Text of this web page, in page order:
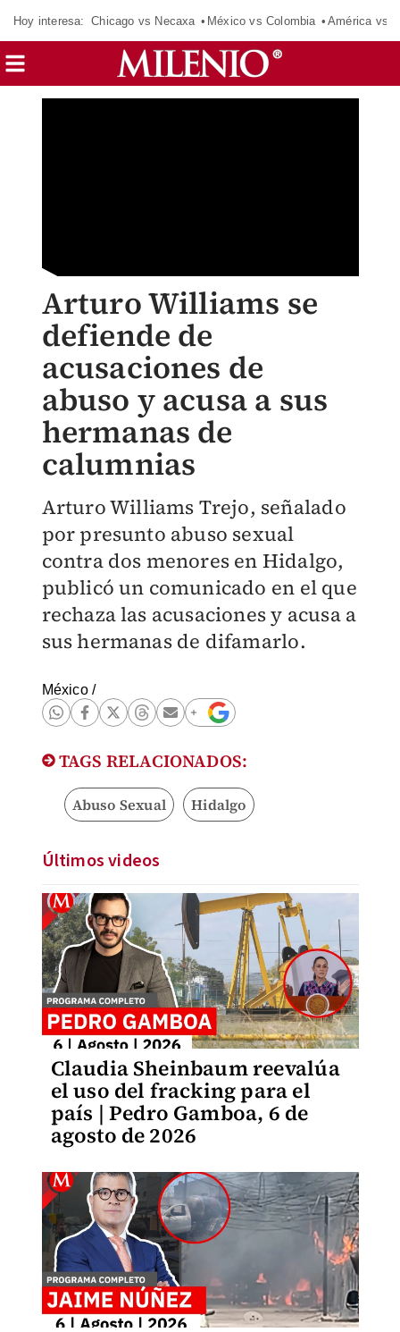
Hoy interesa: Chicago vs Necaxa México vs Colombia América vs
Arturo Williams se
defiende de
acusaciones de
abuso y acusa a sus
hermanas de
calumnias
Arturo Williams Trejo, señalado
por presunto abuso sexual
contra dos menores en Hidalgo,
publicó un comunicado en el que
rechaza las acusaciones y acusa a
sus hermanas de difamarlo.
México/
TAGS RELACIONADOS:
Abuso Sexual Hidalgo
Últimos videos
Claudia Sheinbaum reevalúa
el uso del fracking para el
país | Pedro Gamboa, 6 de
agosto de 2026